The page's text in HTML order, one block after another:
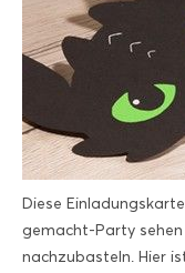
Diese
gemacht-Party
nachzubasteln. Hier